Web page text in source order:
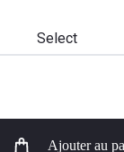
Ajouter au